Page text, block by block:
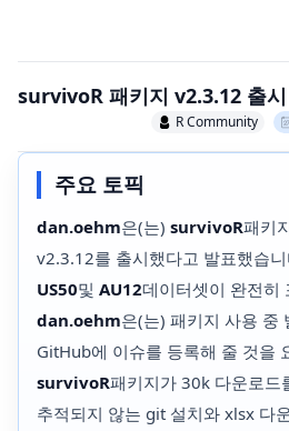
survivoR 패키지 v2.3.12 출
R Community
주요 토픽
dan.oehm은(는) survivoR패키
v2.3.12를 출시했다고 발표했습
US50및 AU12데이터셋이 완전히
dan.oehm은(는) 패키지 사용 중
GitHub에 이슈를 등록해 줄 것을
survivoR패키지가 30k 다운로드
추적되지 않는 git 설치와 xlsx 다